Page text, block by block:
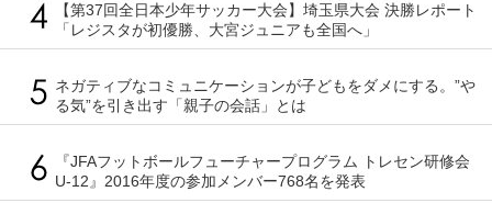
【第37回全日本少年サッカー大会】埼玉県大会 決勝レポート
「レジスタが初優勝、大宮ジュニアも全国へ」
ネガティブなコミュニケーションが子どもをダメにする。”や
る気”を引き出す「親子の会話」とは
『JFAフットボールフューチャープログラム トレセン研修会
U-12』2016年度の参加メンバー768名を発表